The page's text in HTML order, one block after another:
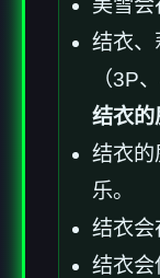
美雪会
结衣、
（3P
结衣的
结衣的
乐。
结衣会
结衣会